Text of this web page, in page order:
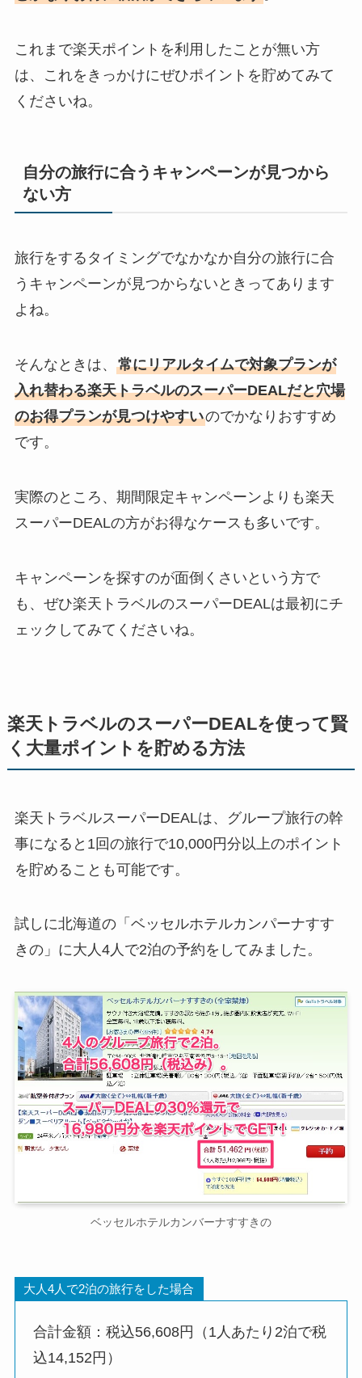
これまで楽天ポイントを利用したことが無い方
は、これをきっかけにぜひポイントを貯めてみて
くださいね。
自分の旅行に合うキャンペーンが見つから
ない方
旅行をするタイミングでなかなか自分の旅行に合
うキャンペーンが見つからないときってあります
よね。
そんなときは、 常にリアルタイムで対象プランが
入れ替わる楽天トラベルのスーパーDEALだと穴場
のお得プランが見つけやすいのでかなりおすすめ
です。
実際のところ、期間限定キャンペーンよりも楽天
スーパーDEALの方がお得なケースも多いです。
キャンペーンを探すのが面倒くさいという方で
も、ぜひ楽天トラベルのスーパーDEALは最初にチ
ェックしてみてくださいね。
楽天トラベルのスーパーDEALを使って賢
く大量ポイントを貯める方法
楽天トラベルスーパーDEALは、グループ旅行の幹
事になると1回の旅行で10,000円分以上のポイント
を貯めることも可能です。
試しに北海道の「ベッセルホテルカンパーナすす
きの」に大人4人で2泊の予約をしてみました。
ベッセルホテルカンバーナすすきの
大人4人で2泊の旅行をした場合
合計金額：税込56,608円（1人あたり2泊で税
込14,152円）